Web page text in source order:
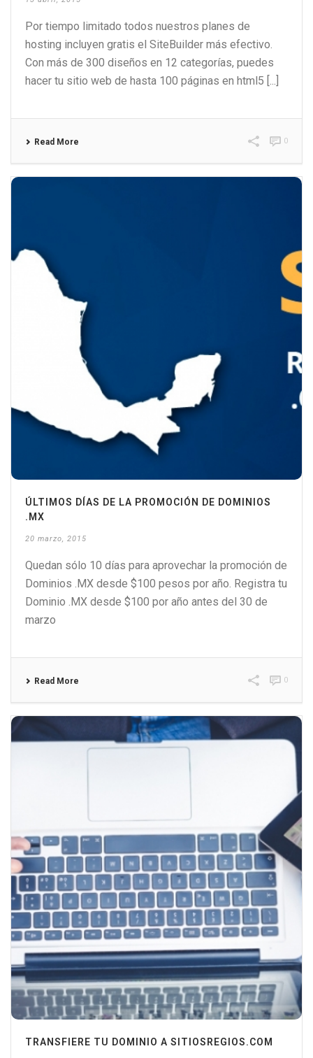
Por tiempo limitado todos nuestros planes de
hosting incluyen gratis el SiteBuilder más efectivo.
Con más de 300 diseños en 12 categorías, puedes
hacer tu sitio web de hasta 100 páginas en html5 [...]
Read More 0
ÚLTIMOS DÍAS DE LA PROMOCIÓN DE DOMINIOS
.MX
20 marzo, 2015
Quedan sólo 10 días para aprovechar la promoción de
Dominios .MX desde $100 pesos por año. Registra tu
Dominio .MX desde $100 por año antes del 30 de
marzo
Read More 0
TRANSFIERE TU DOMINIO A SITIOSREGIOS.COM